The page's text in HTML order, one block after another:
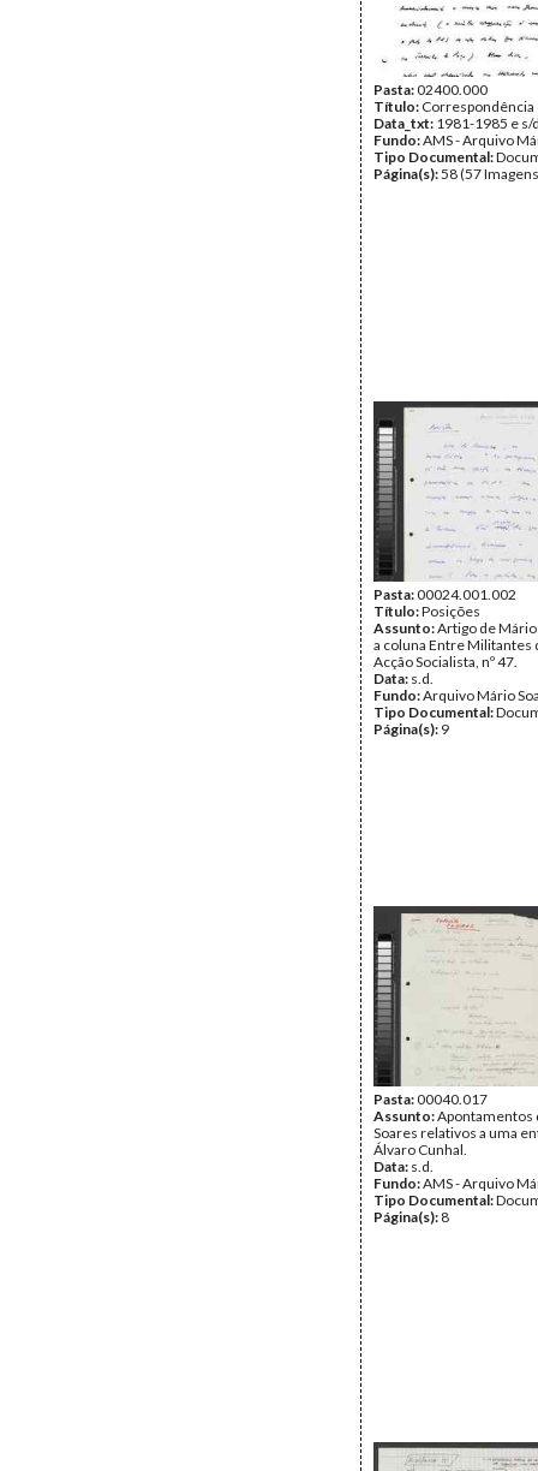
Pasta:02400.000
Título: Correspondência
Data_txt: 1981-1985 e s/
Fundo:AMS - Arquivo
Tipo Documental:
Página(s):58 (57
Pasta:00024.001.002
Título:Posições
Assunto:Artigo de Mário
a coluna Entre Militantes
Acção Socialista, nº 47.
Data: s.d.
Fundo:Arquivo Mário
Tipo Documental:
Página(s): 9
Pasta:00040.017
Assunto:Apontamentos
Soares relativos a uma
Álvaro Cunhal.
Data: s.d.
Fundo:AMS - Arquivo
Tipo Documental:
Página(s): 8